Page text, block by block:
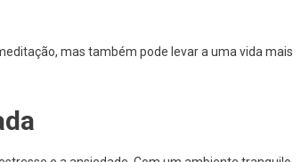
mas também pode levar a uma vida mais